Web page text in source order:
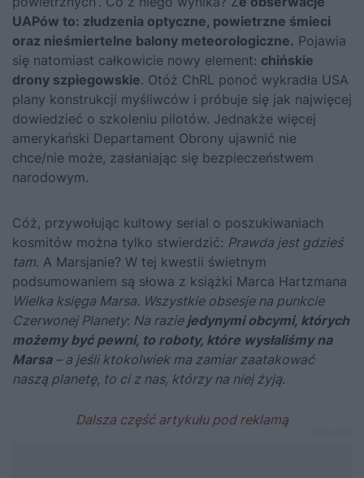
UAPów to: złudzenia optyczne, powietrzne śmieci
oraz nieśmiertelne balony meteorologiczne. Pojawia
się natomiast całkowicie nowy element: chińskie
drony szpiegowskie. Otóż ChRL ponoć wykradła USA
plany konstrukcji myśliwców i próbuje się jak najwięcej
dowiedzieć o szkoleniu pilotów. Jednakże więcej
amerykański Departament Obrony ujawnić nie
chce/nie może, zasłaniając się bezpieczeństwem
narodowym.
Cóż, przywołując kultowy serial o poszukiwaniach
kosmitów można tylko stwierdzić: Prawda jest gdzieś
tam. A Marsjanie? W tej kwestii świetnym
podsumowaniem są słowa z książki Marca Hartzmana
Wielka księga Marsa. Wszystkie obsesje na punkcie
Czerwonej Planety: Na raziejedynymi obcymi, których
możemy być pewni, to roboty, które wysłaliśmy na
Marsa– a jeśli ktokolwiek ma zamiar zaatakować
naszą planetę, to ci z nas, którzy na niej żyją.